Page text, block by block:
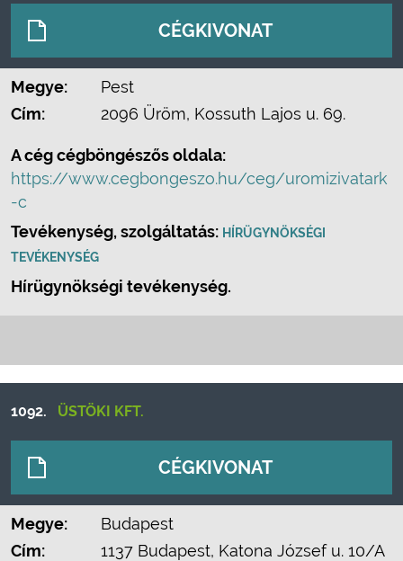
CÉGKIVONAT
Megye:
Pest
Cím:
2096 Üröm, Kossuth Lajos u. 69.
A cég cégböngészős oldala:
https://www.cegbongeszo.hu/ceg/uromizivatark
-c
Tevékenység, szolgáltatás: HÍRÜGYNÖKSÉGI
TEVÉKENYSÉG
Hírügynökségi tevékenység.
1092. ÜSTÖKI KFT.
CÉGKIVONAT
Megye:
Budapest
Cím:
1137 Budapest, Katona József u. 10/A